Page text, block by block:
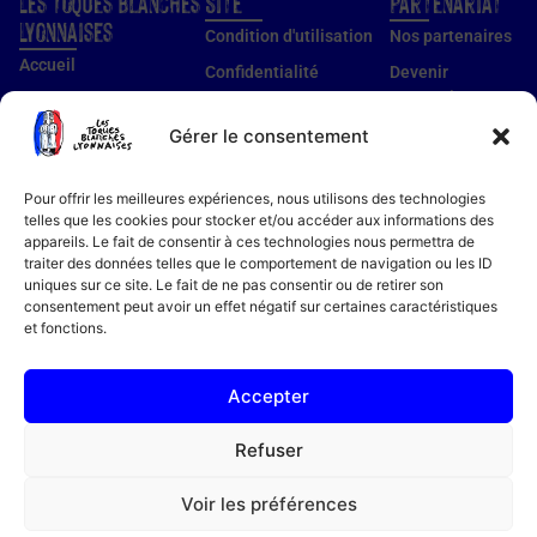
Gérer le consentement
Pour offrir les meilleures expériences, nous utilisons des technologies
telles que les cookies pour stocker et/ou accéder aux informations des
appareils. Le fait de consentir à ces technologies nous permettra de
traiter des données telles que le comportement de navigation ou les ID
uniques sur ce site. Le fait de ne pas consentir ou de retirer son
consentement peut avoir un effet négatif sur certaines caractéristiques
et fonctions.
Accepter
Refuser
Voir les préférences
Nos partenaires
Devenir
partenaire
Devenir membre
Lyonnaises
Accueil
Guide établissements
Notre histoire
Bon cadeau
Recettes
Actualités
Condition d'utilisation
Confidentialité
Mentions légales